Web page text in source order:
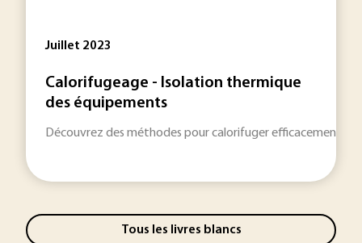
Juillet 2023
Calorifugeage - Isolation thermique
des équipements
Découvrez des méthodes pour calorifuger efficacement
Tous les livres blancs